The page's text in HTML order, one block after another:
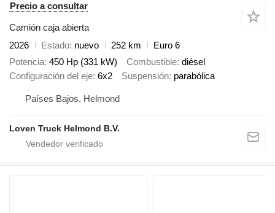
Precio a consultar
Camión caja abierta
2026
Estado nuevo 252 km
Euro 6
Potencia 450 Hp (331 kW) Combustible diésel
Configuración del eje 6x2 Suspensión parabólica
Países Bajos, Helmond
Loven Truck Helmond B.V.